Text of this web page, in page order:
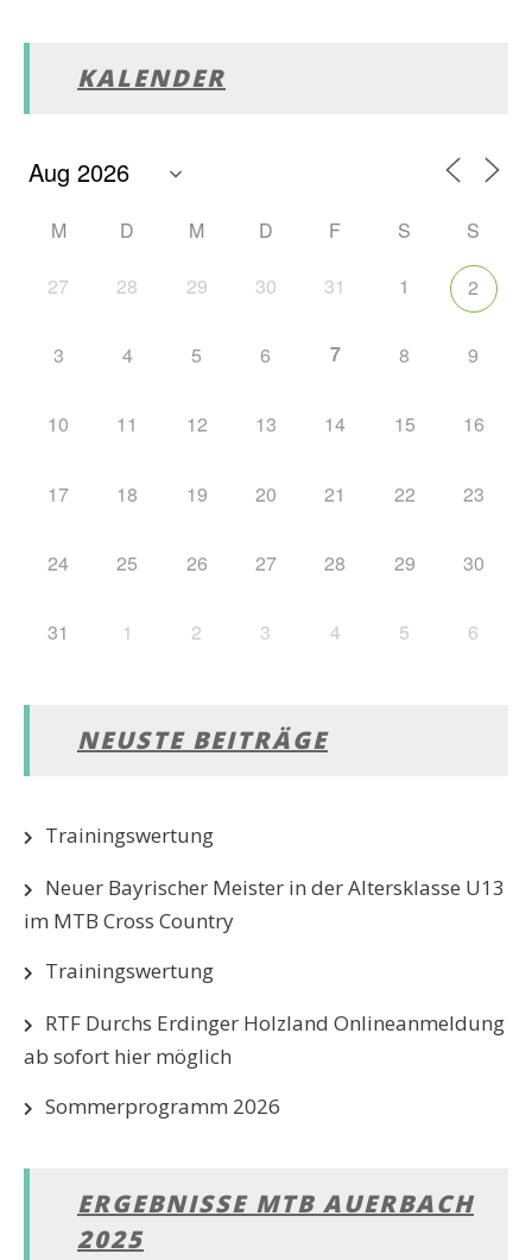
KALENDER
M D M D F S S
27 28 29 30 31 1 2
3 4 5 6 7 8 9
10 11 12 13 14 15 16
17 18 19 20 21 22 23
24 25 26 27 28 29 30
31 1 2 3 4 5 6
NEUSTE BEITRÄGE
Trainingswertung
Neuer Bayrischer Meister in der Altersklasse U13
im MTB Cross Country
Trainingswertung
RTF Durchs Erdinger Holzland Onlineanmeldung
ab sofort hier möglich
Sommerprogramm 2026
ERGEBNISSE MTB AUERBACH
2025